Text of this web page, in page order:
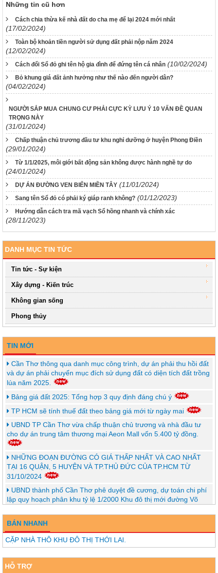
Những tin cũ hơn
Cách chia thừa kế nhà đất do cha mẹ để lại 2024 mới nhất
(17/02/2024)
Toàn bộ khoản tiền người sử dụng đất phải nộp năm 2024
(12/02/2024)
Cách đổi Sổ đỏ ghi tên hộ gia đình để đứng tên cá nhân (10/02/2024)
Bỏ khung giá đất ảnh hưởng như thế nào đến người dân?
(04/02/2024)
NGƯỜI SẮP MUA CHUNG CƯ PHẢI CỰC KỲ LƯU Ý 10 VẤN ĐỀ QUAN
TRỌNG NÀY
(31/01/2024)
Chấp thuận chủ trương đầu tư khu nghỉ dưỡng ở huyện Phong Điền
(29/01/2024)
Từ 1/1/2025, môi giới bất động sản không được hành nghề tự do
(24/01/2024)
DỰ ÁN ĐƯỜNG VEN BIỂN MIỀN TÂY (11/01/2024)
Sang tên Sổ đỏ có phải ký giáp ranh không? (01/12/2023)
Hướng dẫn cách tra mã vạch Sổ hồng nhanh và chính xác
(28/11/2023)
DANH MỤC TIN TỨC
Tin tức - Sự kiện
Xây dựng - Kiến trúc
Không gian sống
Phong thủy
TIN MỚI
Cần Thơ thông qua danh mục công trình, dự án phải thu hồi đất
và dự án phải chuyển mục đích sử dụng đất có diện tích đất trồng
lúa năm 2025.
Bảng giá đất 2025: Tổng hợp 3 quy định đáng chú ý
TP HCM sẽ tính thuế đất theo bảng giá mới từ ngày mai
UBND TP Cần Thơ vừa chấp thuận chủ trương và nhà đầu tư
cho dự án trung tâm thương mại Aeon Mall vốn 5.400 tỷ đồng.
NHỮNG ĐOẠN ĐƯỜNG CÓ GIÁ THẤP NHẤT VÀ CAO NHẤT
TẠI 16 QUẬN, 5 HUYỆN VÀ TP.THỦ ĐỨC CỦA TP.HCM TỪ
31/10/2024
UBND thành phố Cần Thơ phê duyệt đề cương, dự toán chi phí
lập quy hoạch phân khu tỷ lệ 1/2000 Khu đô thị mới đường Võ
HƠN 136.000 TỶ ĐỂ ĐẦU TƯ VÀNH ĐAI 4 TP.HCM
TP HCM sẽ tính thuế đất theo bảng giá mới từ ngày 31/10/2024
Cần Thơ hủy 10 quy hoạch chi tiết, có quy hoạch đã hơn 20
năm
BÁN NHANH
CẶP NHÀ THÔ KHU ĐÔ THỊ THỚI LAI.
HỖ TRỢ